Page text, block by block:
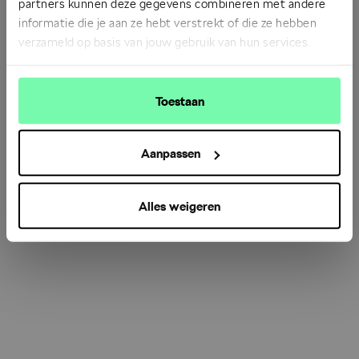
partners kunnen deze gegevens combineren met andere
informatie die je aan ze hebt verstrekt of die ze hebben
verzameld op basis van jouw gebruik van hun services.
Toestaan
Aanpassen
Alles weigeren